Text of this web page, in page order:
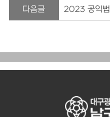
다음글 2023 공익법